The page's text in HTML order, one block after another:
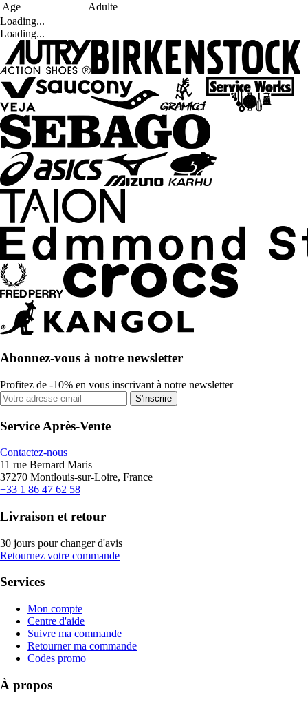
Age
Adulte
Loading...
Loading...
Abonnez-vous à notre newsletter
Profitez de -10% en vous inscrivant à notre newsletter
S'inscrire
Service Après-Vente
Contactez-nous
11 rue Bernard Maris
37270 Montlouis-sur-Loire, France
+33 1 86 47 62 58
Livraison et retour
30 jours pour changer d'avis
Retournez votre commande
Services
Mon compte
Centre d'aide
Suivre ma commande
Retourner ma commande
Codes promo
À propos